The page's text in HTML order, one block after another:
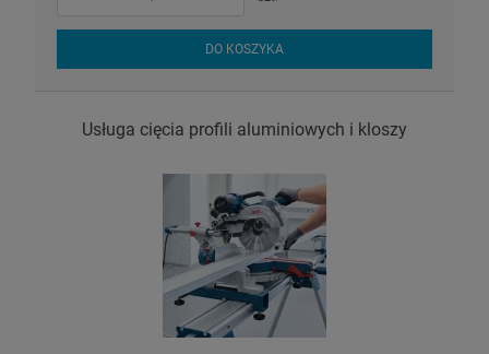
DO KOSZYKA
Usługa cięcia profili aluminiowych i kloszy